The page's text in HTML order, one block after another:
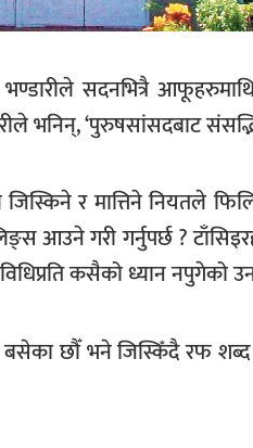
सदनभित्रै
भनिन्, ‘पुरुषसांसदबाट
र मात्तिने नियतले
आउने गरी गर्नुपर्छ ?
कसैको ध्यान नपुगेको
बसेका छौँ भने जिस्किँदै रफ